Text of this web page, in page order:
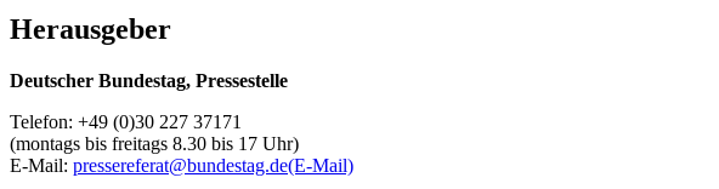
Herausgeber
Deutscher Bundestag, Pressestelle
Telefon: +49 (0)30 227 37171
(montags bis freitags 8.30 bis 17 Uhr)
E-Mail: pressereferat@bundestag.de(E-Mail)